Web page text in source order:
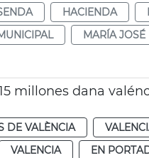
HACIENDA
MARÍA
millones dana
DE VALÈNCIA
VALENCIA EN